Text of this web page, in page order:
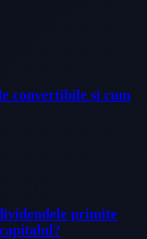
convertibile și cum
primite